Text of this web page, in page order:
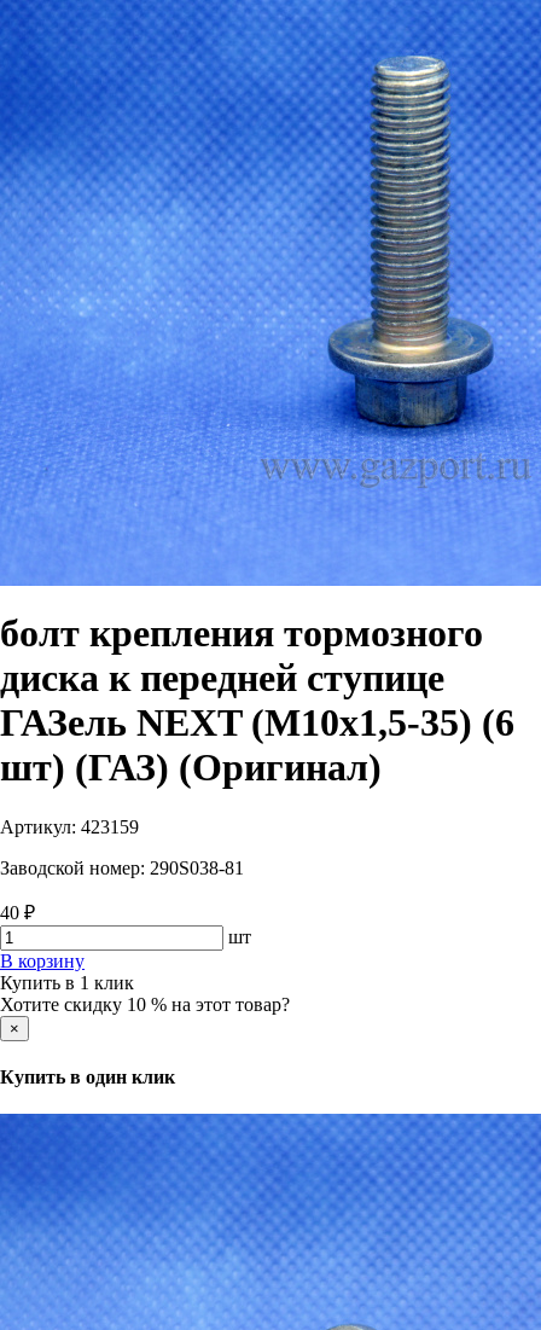
болт крепления тормозного
диска к передней ступице
ГАЗель NEXT (М10х1,5-35) (6
шт) (ГАЗ) (Оригинал)
Артикул: 423159
Заводской номер: 290S038-81
40 ₽
шт
В корзину
Купить в 1 клик
Хотите скидку 10 % на этот товар?
×
Купить в один клик